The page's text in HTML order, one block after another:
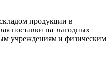
продукции в
поставки на выгодных
учреждениям и физическим